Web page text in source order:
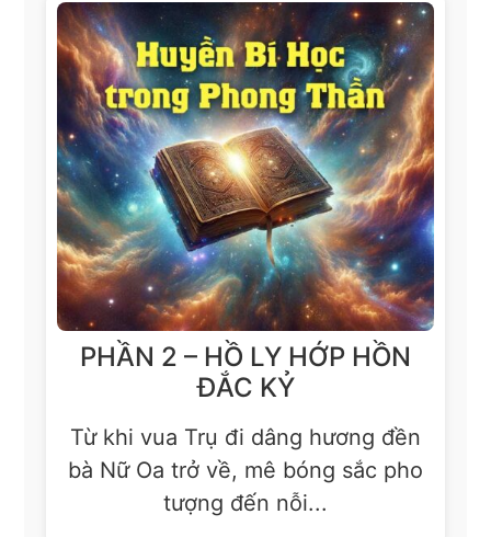
PHẦN 2 – HỒ LY HỚP HỒN
ĐẮC KỶ
Từ khi vua Trụ đi dâng hương đền
bà Nữ Oa trở về, mê bóng sắc pho
tượng đến nỗi...